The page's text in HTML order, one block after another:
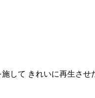
して きれいに再生させ